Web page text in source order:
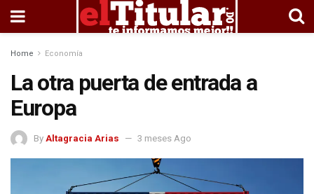
Home Economía
La otra puerta de entrada a
Europa
By Altagracia Arias 3 meses Ago